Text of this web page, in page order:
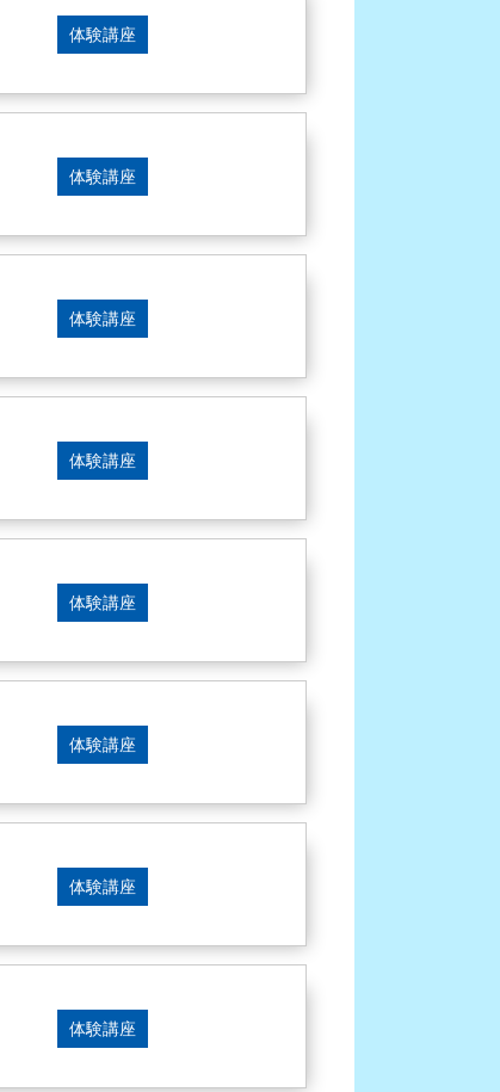
体験講座
体験講座
体験講座
体験講座
体験講座
体験講座
体験講座
体験講座